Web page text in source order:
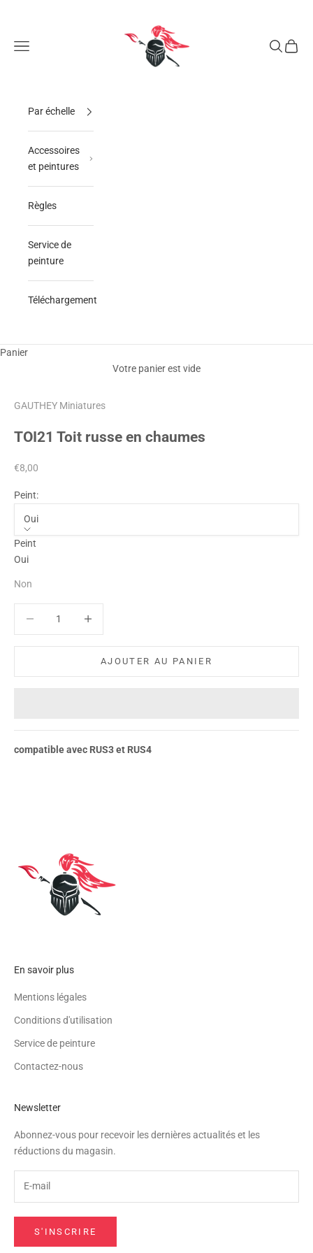
Ouvrir la navigation Ouvrir la
Voir
Par échelle
Accessoires
et peintures
Règles
Service de
peinture
Téléchargement
Panier
Votre panier est vide
GAUTHEY Miniatures
TOI21 Toit russe en chaumes
Prix de vente
€8,00
Peint:
Oui
Peint
Oui
Non
AJOUTER AU PANIER
compatible avec RUS3 et RUS4
En savoir plus
Mentions légales
Conditions d'utilisation
Service de peinture
Contactez-nous
Newsletter
Abonnez-vous pour recevoir les dernières actualités et les
réductions du magasin.
S'INSCRIRE